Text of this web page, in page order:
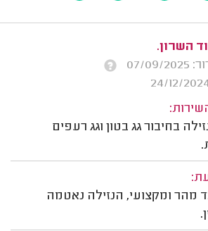
השרון.
2025
בחיבור גג בטון וגג רעפים
מהר ומקצועי, הנזילה נאטמה